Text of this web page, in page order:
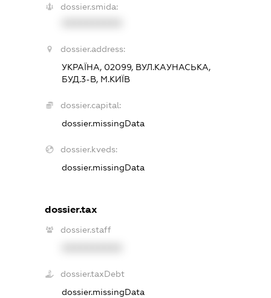
dossier.smida:
dossier.address:
УКРАЇНА, 02099, ВУЛ.КАУНАСЬКА,
БУД.3-В, М.КИЇВ
dossier.capital:
dossier.missingData
dossier.kveds:
dossier.missingData
dossier.tax
dossier.staff
dossier.taxDebt
dossier.missingData